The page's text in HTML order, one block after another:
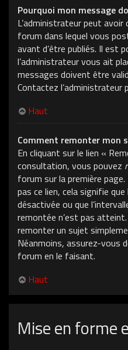
Pourquoi mon message
L’administrateur peut avoir
forum dans lequel vous
avant d’être publiés. Il est
l’administrateur vous ait
messages doivent être
Contactez l’administrateur
Haut
Comment remonter mon
En cliquant sur le lien «
consultation, vous pouvez
forum sur la première
pas ce lien, cela signifie
désactivée ou que
remontée n’est pas
remonter un sujet
Néanmoins, assurez-vous
forum en le faisant.
Haut
Mise en forme